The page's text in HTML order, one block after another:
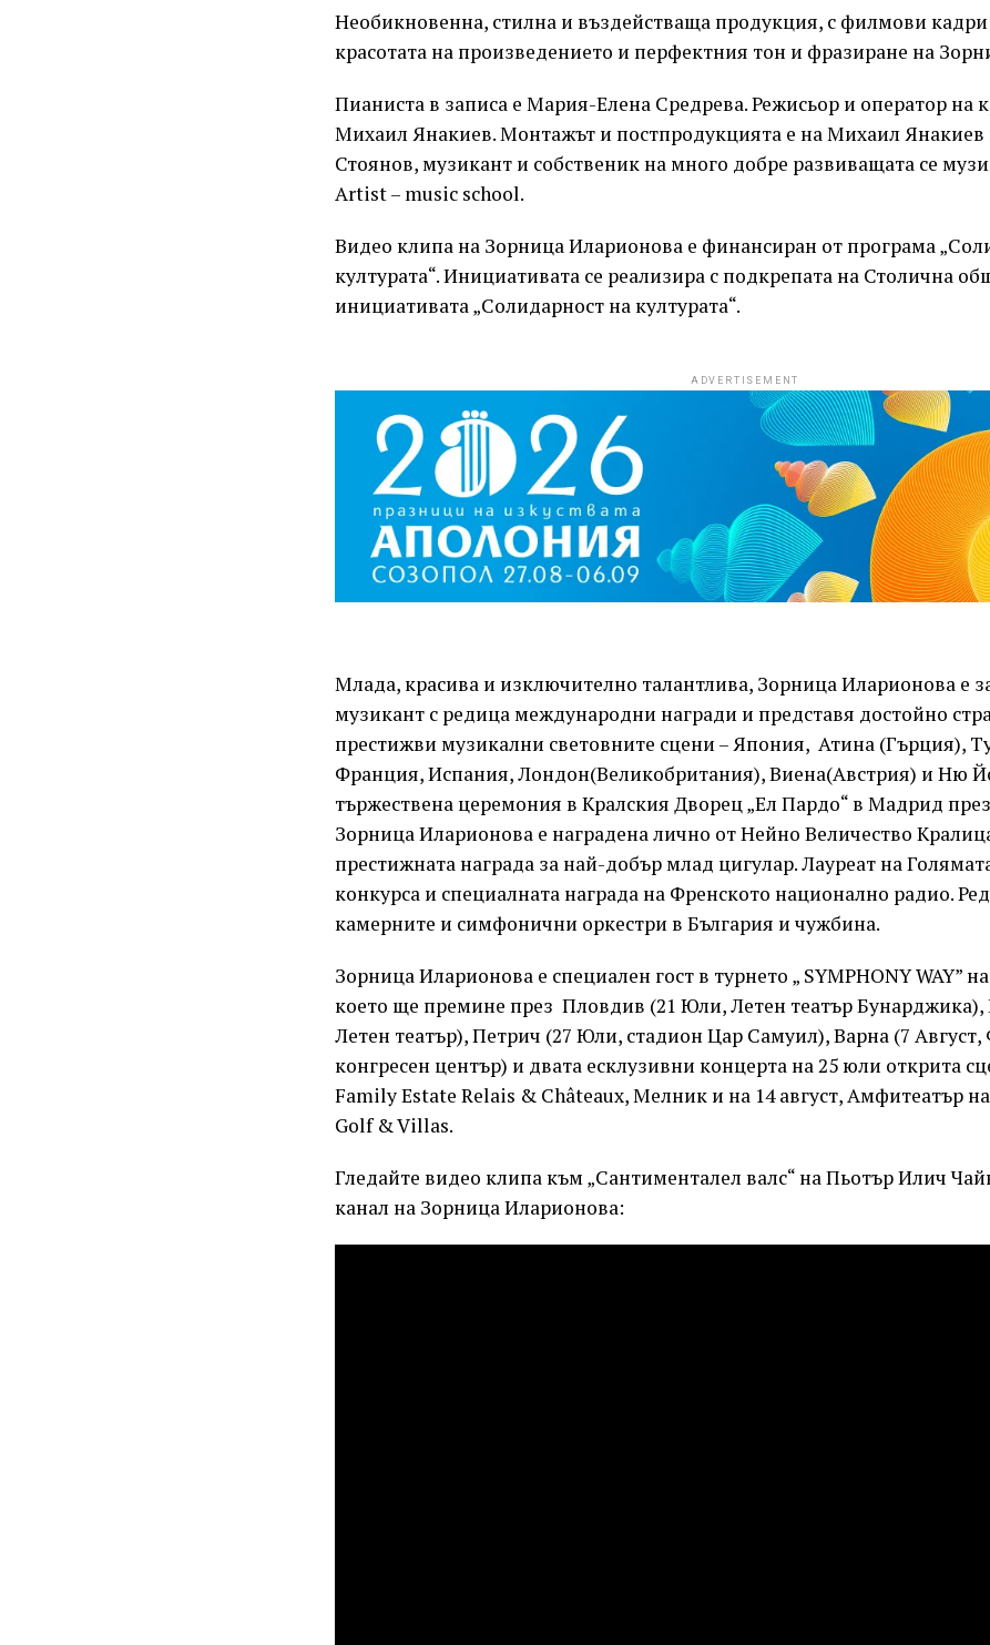
Необикновенна, стилна и въздействаща продукция, с филмови
красотата на произведението и перфектния тон и фразиране на
Пианиста в записа е Мария-Елена Средрева. Режисьор и оператор на
Михаил Янакиев. Монтажът и постпродукцията е на Михаил Янакиев
Стоянов, музикант и собственик на много добре развиващата се
Artist – music school.
Видео клипа на Зорница Иларионова е финансиран от програма
културата“. Инициативата се реализира с подкрепата на Столична
инициативата „Солидарност на културата“.
ADVERTISEMENT
Млада, красива и изключително талантлива, Зорница Иларионова е
музикант с редица международни награди и представя достoйно
престижви музикални световните сцени – Япония, Атина (Гърция),
Франция, Испания, Лондон(Великобритания), Виена(Австрия) и Ню
тържествена церемония в Кралския Дворец „Ел Пардо“ в Мадрид
Зорница Иларионова е наградена лично от Нейно Величество
престижната награда за най-добър млад цигулар. Лауреат на
конкурса и специалната награда на Френското национално радио.
камерните и симфонични оркестри в България и чужбина.
Зорница Иларионова е специален гост в турнето „ SYMPHONY WAY”
което ще премине през Пловдив (21 Юли, Летен театър Бунарджика),
Летен театър), Петрич (27 Юли, стадион Цар Самуил), Варна (7 Август,
конгресен център) и двата есклузивни концерта на 25 юли открита
Family Estate Relais & Châteaux, Мелник и на 14 август, Амфитеатър
Golf & Villas.
Гледайте видео клипа към „Сантименталел валс“ на Пьотър Илич
канал на Зорница Иларионова: